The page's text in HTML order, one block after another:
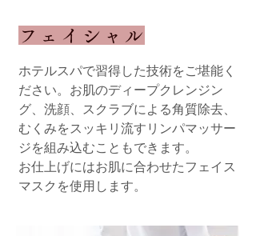
フェイシャル
ホテルスパで習得した技術をご堪能く
ださい。お肌のディープクレンジン
グ、洗顔、スクラブによる角質除去、
むくみをスッキリ流すリンパマッサー
ジを組み込むこともできます。
お仕上げにはお肌に合わせたフェイス
マスクを使用します。